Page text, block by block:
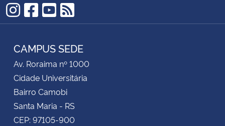
Instagram
Facebook
YouTube
RSS
CAMPUS SEDE
Av. Roraima nº 1000
Cidade Universitária
Bairro Camobi
Santa Maria - RS
CEP: 97105-900